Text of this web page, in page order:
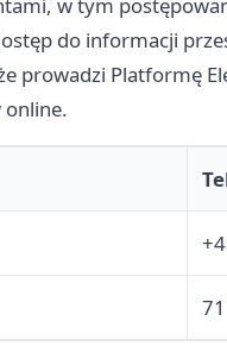
w tym
do informacji
prowadzi Platformę
online.